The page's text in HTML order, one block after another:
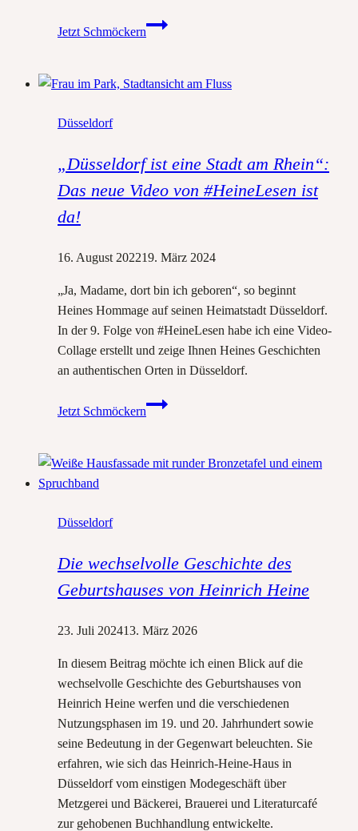
Jetzt Schmöckern
Ein
Zeichen
Heinrich-
Heine-
Denkmäler
Düsseldorf
„Düsseldorf ist eine Stadt am Rhein“:
Das neue Video von #HeineLesen ist
da!
16. August 202219. März 2024
„Ja, Madame, dort bin ich geboren“, so beginnt
Heines Hommage auf seinen Heimatstadt Düsseldorf.
In der 9. Folge von #HeineLesen habe ich eine Video-
Collage erstellt und zeige Ihnen Heines Geschichten
an authentischen Orten in Düsseldorf.
Jetzt Schmöckern
„Düsseldorf
Stadt
Video
#HeineLesen
Düsseldorf
Die wechselvolle Geschichte des
Geburtshauses von Heinrich Heine
23. Juli 202413. März 2026
In diesem Beitrag möchte ich einen Blick auf die
wechselvolle Geschichte des Geburtshauses von
Heinrich Heine werfen und die verschiedenen
Nutzungsphasen im 19. und 20. Jahrhundert sowie
seine Bedeutung in der Gegenwart beleuchten. Sie
erfahren, wie sich das Heinrich-Heine-Haus in
Düsseldorf vom einstigen Modegeschäft über
Metzgerei und Bäckerei, Brauerei und Literaturcafé
zur gehobenen Buchhandlung entwickelte.